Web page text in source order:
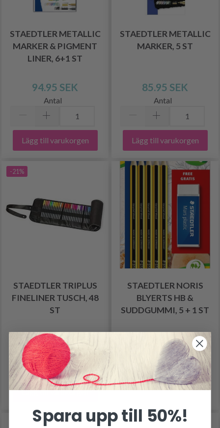
STAEDTLER METALLIC
MARKER & PIGMENT
LINER, 6+1 ST
94.95 SEK
Antal
Lägg till varukorgen
STAEDTLER METALLIC
MARKER, 5 ST
85.95 SEK
Antal
Lägg till varukorgen
-21%
STAEDTLER TRIPLUS
FINELINER TUSCH, 48
ST
481.00 SEK609.00 SEK
Antal
Lägg till varukorgen
STAEDTLER NORIS
BLYERTS HB &
SUDDGUMMI, 5 + 1 ST
41.95 SEK
Spara upp till 50%!